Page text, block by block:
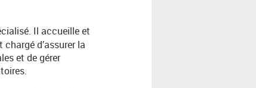
Il accueille et
d’assurer la
et de gérer